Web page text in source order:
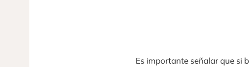
Es importante señalar que si